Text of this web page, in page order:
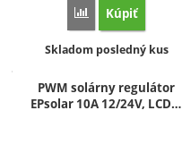
Porovnať
Kúpiť
Dostupnosť:
Skladom posledný kus
PWM solárny regulátor
EPsolar 10A 12/24V, LCD…